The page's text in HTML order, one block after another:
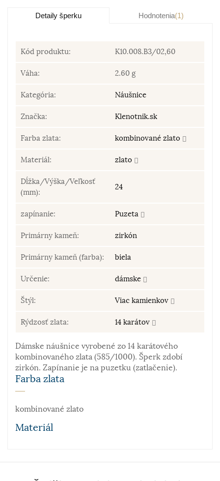
Detaily šperku Hodnotenia(1)
Kód produktu: K10.008.B3/02,60
Váha: 2.60 g
Kategória: Náušnice
Značka: Klenotnik.sk
Farba zlata: kombinované zlato
Materiál: zlato
Dĺžka/Výška/Veľkosť
(mm):
24
zapínanie: Puzeta
Primárny kameň: zirkón
Primárny kameň (farba): biela
Určenie: dámske
Štýl: Viac kamienkov
Rýdzosť zlata: 14 karátov
Dámske náušnice vyrobené zo 14 karátového
kombinovaného zlata (585/1000). Šperk zdobí
zirkón. Zapínanie je na puzetku (zatlačenie).
Farba zlata
kombinované zlato
Materiál